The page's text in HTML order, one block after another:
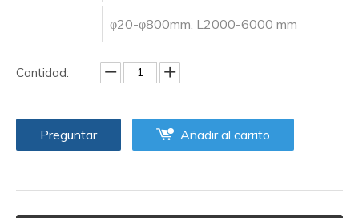
φ20-φ800mm, L2000-6000 mm
Cantidad:
Preguntar Añadir al carrito